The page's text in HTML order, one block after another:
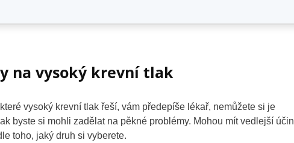
na vysoký krevní tlak
vysoký krevní tlak řeší, vám předepíše lékař, nemůžete si je
byste si mohli zadělat na pěkné problémy. Mohou mít vedlejší
toho, jaký druh si vyberete.